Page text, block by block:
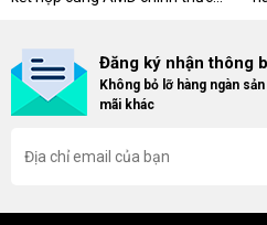
khách hàng sở hữu VGA Radeon
RX 9070 / RX 9070 XT.
Đăng ký nhận thông
Không bỏ lỡ hàng ngàn
mãi khác